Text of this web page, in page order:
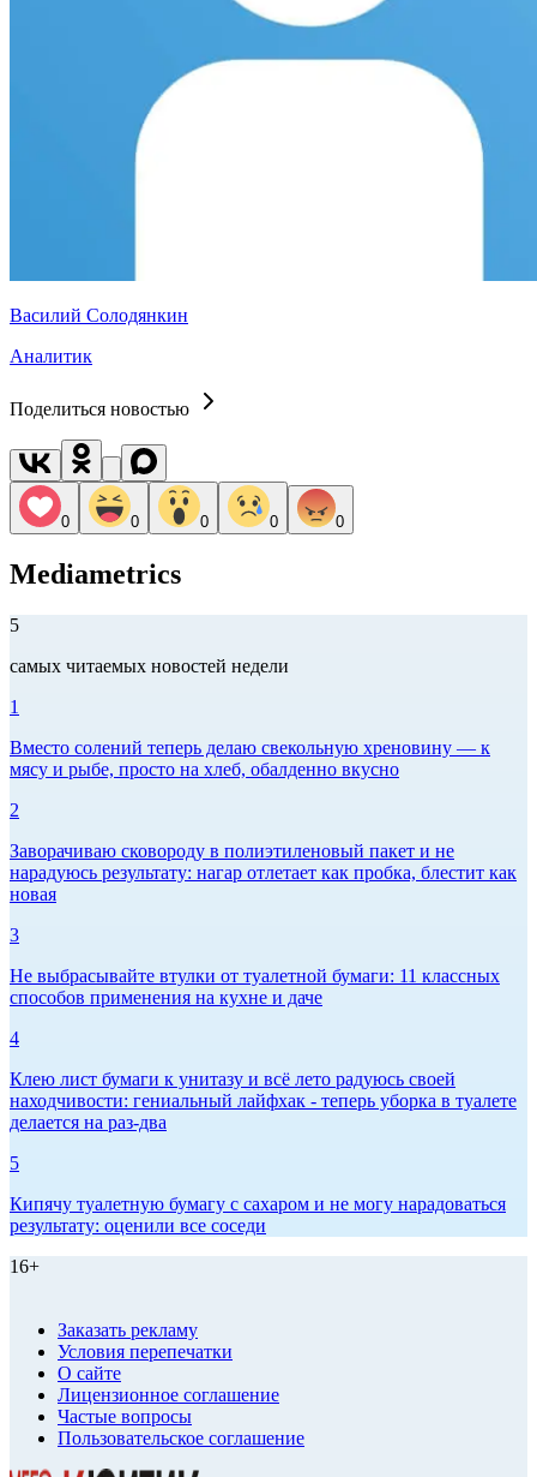
Василий Солодянкин
Аналитик
Поделиться новостью
0 0 0 0 0
Mediametrics
5
самых читаемых новостей недели
1
Вместо солений теперь делаю свекольную хреновину — к
мясу и рыбе, просто на хлеб, обалденно вкусно
2
Заворачиваю сковороду в полиэтиленовый пакет и не
нарадуюсь результату: нагар отлетает как пробка, блестит как
новая
3
Не выбрасывайте втулки от туалетной бумаги: 11 классных
способов применения на кухне и даче
4
Клею лист бумаги к унитазу и всё лето радуюсь своей
находчивости: гениальный лайфхак - теперь уборка в туалете
делается на раз-два
5
Кипячу туалетную бумагу с сахаром и не могу нарадоваться
результату: оценили все соседи
16+
Заказать рекламу
Условия перепечатки
О сайте
Лицензионное соглашение
Частые вопросы
Пользовательское соглашение